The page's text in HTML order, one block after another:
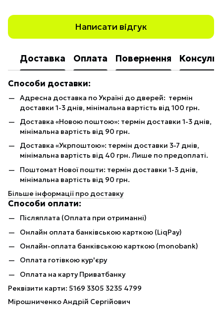
Написати відгук
Доставка Оплата Повернення
Способи доставки:
Адресна доставка по Україні до дверей: термін
доставки 1-3 днів, мінімальна вартість від 100 грн.
Доставка «Новою поштою»: термін доставки 1-3 днів,
мінімальна вартість від 90 грн.
Доставка «Укрпоштою»: термін доставки 3-7 днів,
мінімальна вартість від 40 грн. Лише по предоплаті.
Поштомат Нової пошти: термін доставки 1-3 днів,
мінімальна вартість від 90 грн.
Більше інформації про доставку
Способи оплати:
Післяплата (Оплата при отриманні)
Онлайн оплата банківською карткою (LiqPay)
Онлайн-оплата банківською карткою (monobank)
Оплата готівкою кур'єру
Оплата на карту Приватбанку
Реквізити карти: 5169 3305 3235 4799
Мірошниченко Андрій Сергійович